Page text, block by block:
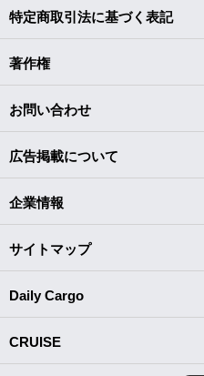
特定商取引法に基づく表記
著作権
お問い合わせ
広告掲載について
企業情報
サイトマップ
Daily Cargo
CRUISE